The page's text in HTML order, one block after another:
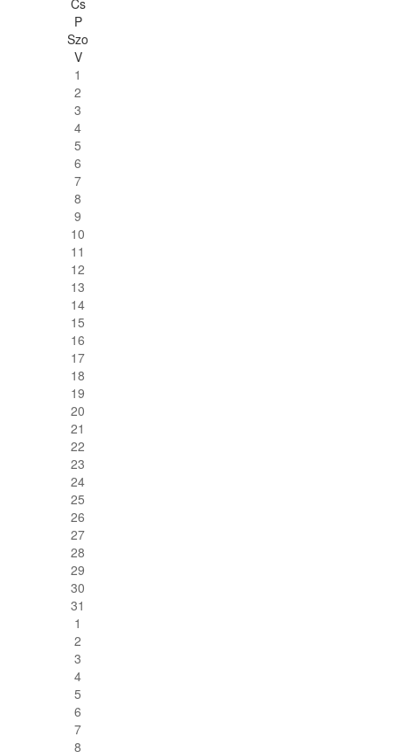
Cs
P
Szo
V
1
2
3
4
5
6
7
8
9
10
11
12
13
14
15
16
17
18
19
20
21
22
23
24
25
26
27
28
29
30
31
1
2
3
4
5
6
7
8